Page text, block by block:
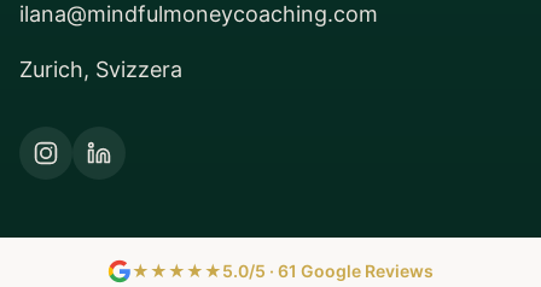
ilana@mindfulmoneycoaching.com
Zurich, Svizzera
★★★★★5.0/5 · 61 Google Reviews